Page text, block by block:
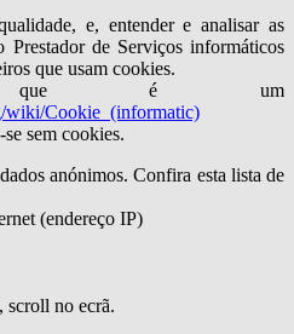
e, entender e analisar as
Prestador de Serviços informáticos
que usam cookies.
é um
wiki/Cookie_(informatic)
sem cookies.
anónimos. Confira esta lista de
(endereço IP)
scroll no ecrã.